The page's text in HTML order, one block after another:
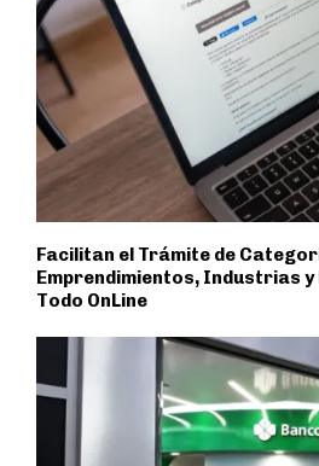
Facilitan el Trámite de
Emprendimientos, Industrias y
Todo OnLine